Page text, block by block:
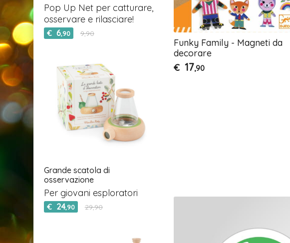
Funky Family - Magneti da
decorare
€ 17,90
Pop Up Net per catturare,
osservare e rilasciare!
€ 6,90 9,90
Grande scatola di
osservazione
Per giovani esploratori
€ 24,90 29,90